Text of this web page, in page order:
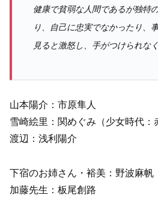
健康で貧弱な人間であるが独特
り、自己に忠実でなかったり、
見ると激怒し、手がつけられなく
山本陽介：市原隼人
雪崎絵里：関めぐみ（少女時代：
渡辺：浅利陽介
下宿のお姉さん・裕美：野波麻帆
加藤先生：板尾創路